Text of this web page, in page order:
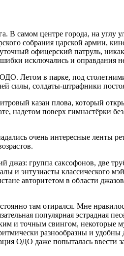
В самом центре города, на
собрания царской армии,
офицерский патруль,
исключались и оправдания
Летом в парке, под
силы, солдаты-штрафники
казан плова, который
надетом поверх гимнастёрки
очень интересные ленты
джаз: группа саксофонов, две
и энтузиасты классического
авторитетом в области
там отирался. Мне
популярная эстрадная
и точным свингом,
разнообразны и
ОДО даже попыталась ввести